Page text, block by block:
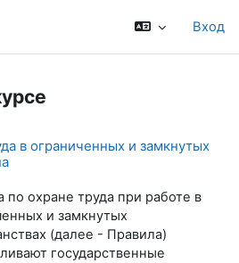
Вход
в ограниченных и замкнутых
по охране труда при работе в
и замкнутых
(далее - Правила)
государственные